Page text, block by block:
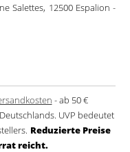
Salettes, 12500 Espalion -
- ab 50 €
UVP bedeutet
Reduzierte Preise
reicht.